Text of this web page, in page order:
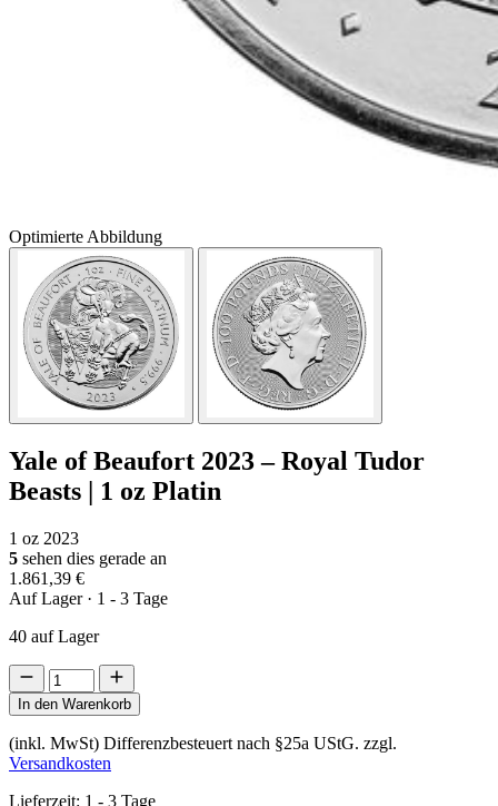
Optimierte Abbildung
Yale of Beaufort 2023 – Royal Tudor
Beasts | 1 oz Platin
1 oz 2023
5 sehen dies gerade an
1.861,39 €
Auf Lager · 1 - 3 Tage
40 auf Lager
Yale
of
Beaufort
2023
-
Royal
Tudor
In den Warenkorb
(inkl. MwSt) Differenzbesteuert nach §25a UStG. zzgl.
Versandkosten
Lieferzeit: 1 - 3 Tage